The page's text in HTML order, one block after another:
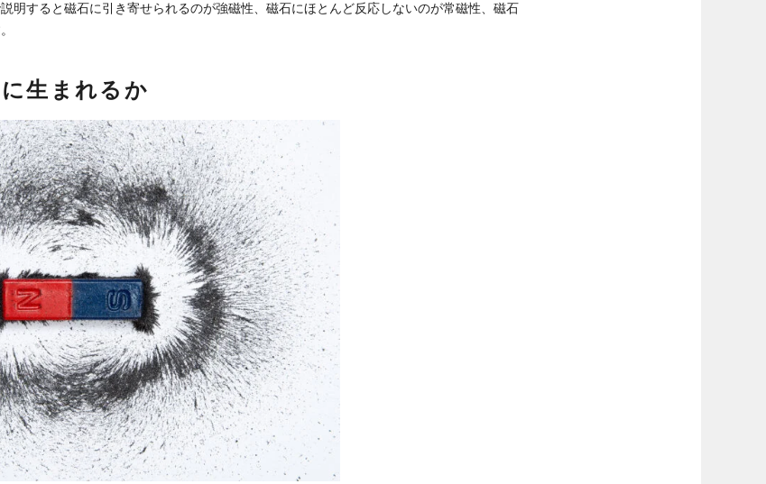
明すると磁石に引き寄せられるのが強磁性、磁石にほとんど反応しないのが常磁性、磁石
生まれるか